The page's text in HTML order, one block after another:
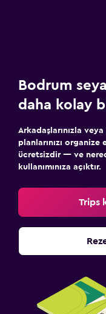
Kablo veya Uydu TV
Yatak Odası
Çekyat
Elbise askılığı
Gardırop veya dolap
Bodrum
daha kolay
Arkadaşlarınızla
planlarınızı
ücretsizdir — ve
kullanımınıza açıktır.
Trips